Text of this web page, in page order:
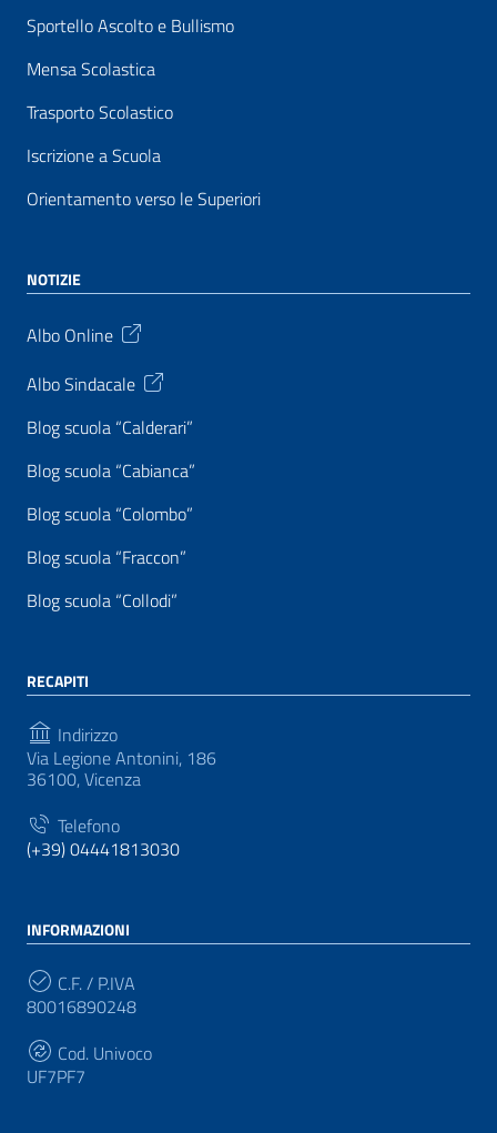
Sportello Ascolto e Bullismo
Mensa Scolastica
Trasporto Scolastico
Iscrizione a Scuola
Orientamento verso le Superiori
NOTIZIE
Albo Online
Albo Sindacale
Blog scuola “Calderari”
Blog scuola “Cabianca”
Blog scuola “Colombo”
Blog scuola “Fraccon”
Blog scuola “Collodi”
RECAPITI
Indirizzo
Via Legione Antonini, 186
36100, Vicenza
Telefono
(+39) 04441813030
INFORMAZIONI
C.F. / P.IVA
80016890248
Cod. Univoco
UF7PF7